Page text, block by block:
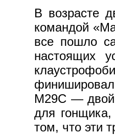
В возрасте
командой
все пошло
настоящих
М29С —
для
том, что эти